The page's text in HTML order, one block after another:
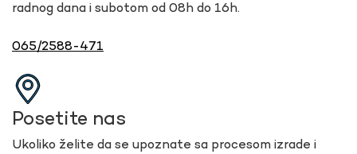
radnog dana i subotom od 08h do 16h.
065/2588-471
Posetite nas
Ukoliko želite da se upoznate sa procesom izrade i